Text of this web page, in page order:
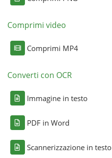
Comprimi video
Comprimi MP4
Converti con OCR
Immagine in testo
PDF in Word
Scannerizzazione in testo